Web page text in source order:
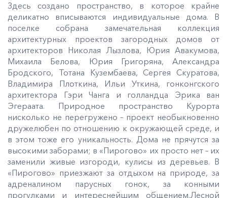
Здесь создано пространство, в которое крайне
деликатно вписываются индивидуальные дома. В
поселке собрана замечательная коллекция
архитектурных проектов загородных домов от
архитекторов Николая Лызлова, Юрия Авакумова,
Михаила Белова, Юрия Григоряна, Александра
Бродского, Тотана Кузембаева, Сергея Скуратова,
Владимира Плоткина, Ильи Уткина, гонконгского
архитектора Гэри Чанга и голландца Эрика ван
Эгераата. Природное пространство Курорта
нисколько не перегружено – проект необыкновенно
дружелюбен по отношению к окружающей среде, и
в этом тоже его уникальность. Дома не прячутся за
высокими заборами; в «Пирогово» их просто нет – их
заменили живые изгороди, кулисы из деревьев. В
«Пирогово» приезжают за отдыхом на природе, за
адреналином парусных гонок, за конными
прогулками и интереснейшим общением.Лесной